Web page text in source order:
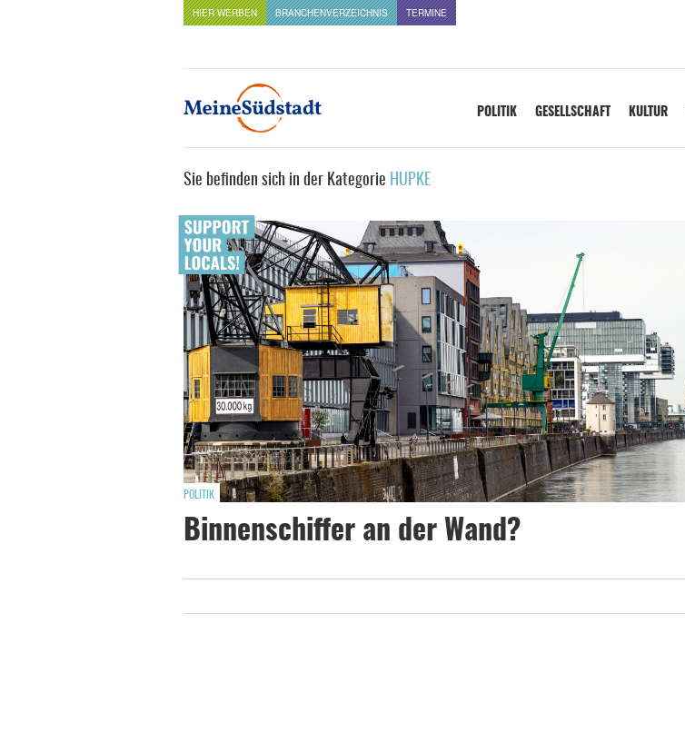
HIER WERBEN BRANCHENVERZEICHNIS TERMINE
POLITIK GESELLSCHAFT KULTUR
Sie befinden sich in der Kategorie HUPKE
POLITIK
Binnenschiffer an der Wand?